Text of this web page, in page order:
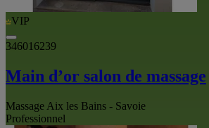
VIP
346016239
Main d’or salon de massage
Massage Aix les Bains - Savoie
Professionnel